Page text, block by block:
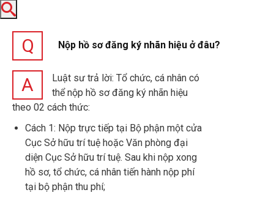

Q Nộp hồ sơ đăng ký nhãn hiệu ở đâu?
A
Luật sư trả lời: Tổ chức, cá nhân có
thể nộp hồ sơ đăng ký nhãn hiệu
theo 02 cách thức:
Cách 1: Nộp trực tiếp tại Bộ phận một cửa
Cục Sở hữu trí tuệ hoặc Văn phòng đại
diện Cục Sở hữu trí tuệ. Sau khi nộp xong
hồ sơ, tổ chức, cá nhân tiến hành nộp phí
tại bộ phận thu phí;